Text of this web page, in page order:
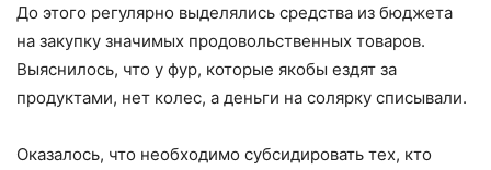
До этого регулярно выделялись средства из бюджета
на закупку значимых продовольственных товаров.
Выяснилось, что у фур, которые якобы ездят за
продуктами, нет колес, а деньги на солярку списывали.
Оказалось, что необходимо субсидировать тех, кто